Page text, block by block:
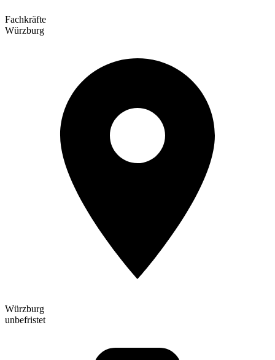
Fachkräfte
Würzburg
Würzburg
unbefristet